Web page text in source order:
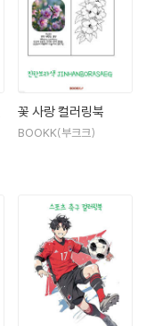
꽃 사랑 컬러링북
BOOKK(부크크)